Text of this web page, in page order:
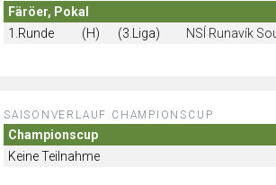
Färöer, Pokal
1.Runde
(H) (3.Liga) NSÍ Runavík
SAISONVERLAUF CHAMPIONSCUP
Championscup
Keine Teilnahme